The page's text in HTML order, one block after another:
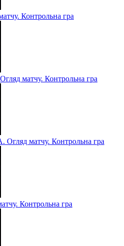
Контрольна гра
матчу. Контрольна гра
матчу. Контрольна гра
Контрольна гра